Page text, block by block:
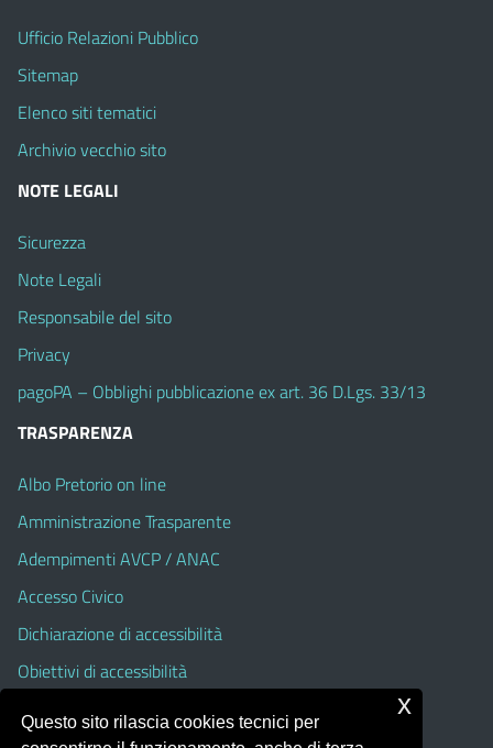
Ufficio Relazioni Pubblico
Sitemap
Elenco siti tematici
Archivio vecchio sito
NOTE LEGALI
Sicurezza
Note Legali
Responsabile del sito
Privacy
pagoPA – Obblighi pubblicazione ex art. 36 D.Lgs. 33/13
TRASPARENZA
Albo Pretorio on line
Amministrazione Trasparente
Adempimenti AVCP / ANAC
Accesso Civico
Dichiarazione di accessibilità
Obiettivi di accessibilità
Albo Pretorio On Line (fino al 31 Agosto 2025)
Questo sito rilascia cookies tecnici per
x